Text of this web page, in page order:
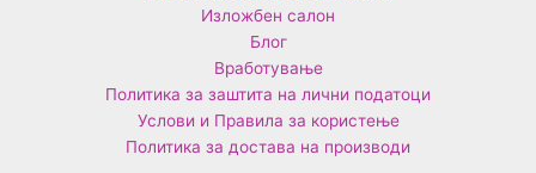
Изложбен салон
Блог
Вработување
Политика за заштита на лични податоци
Услови и Правила за користење
Политика за достава на производи